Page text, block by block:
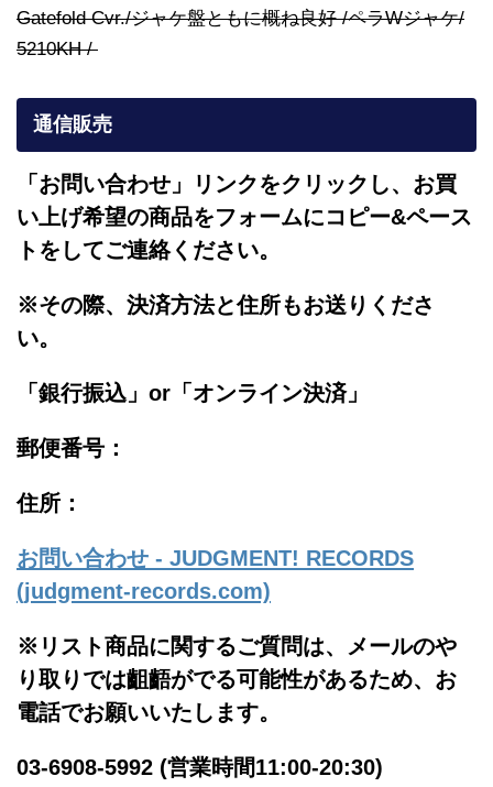
Gatefold Cvr./ジャケ盤ともに概ね良好 /ペラWジャケ/
5210KH /
通信販売
「お問い合わせ」リンクをクリックし、 お買
い上げ希望の商品をフォームにコピー&ペース
トをしてご連絡ください。
※その際、決済方法と住所もお送りくださ
い。
「銀行振込」or「 オンライン決済」
郵便番号：
住所：
お問い合わせ - JUDGMENT! RECORDS
(judgment-records.com)
※リスト商品に関するご質問は、メールのや
り取りでは齟齬がでる可能性があるため、お
電話でお願いいたします。
03-6908-5992 (営業時間11:00-20:30)